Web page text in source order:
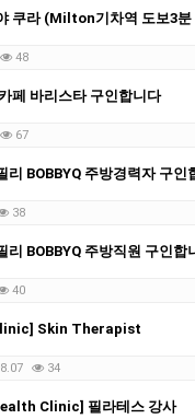
(Milton기차역 도보3분 위치)에서 홀 / 주방 직원
48
페 바리스타 구인합니다
67
리 BOBBYQ 주방경력자 구인
38
리 BOBBYQ 주방직원 구인합
40
Skin Therapist
34
Clinic] 필라테스 강사